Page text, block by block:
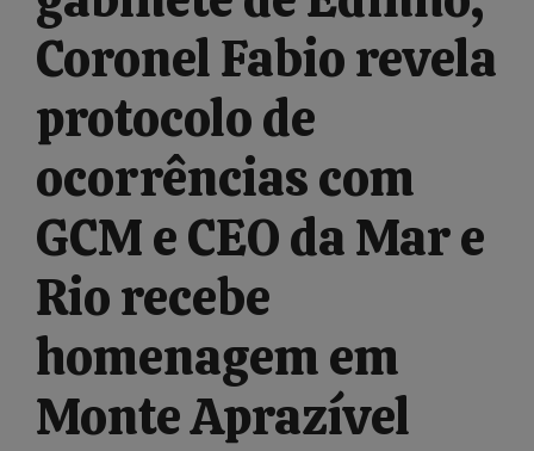
Coronel Fabio revela
protocolo de
ocorrências com
GCM e CEO da Mar e
Rio recebe
homenagem em
Monte Aprazível